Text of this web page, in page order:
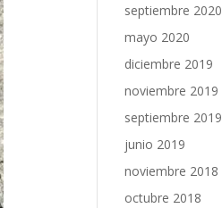
septiembre 2020
mayo 2020
diciembre 2019
noviembre 2019
septiembre 2019
junio 2019
noviembre 2018
octubre 2018